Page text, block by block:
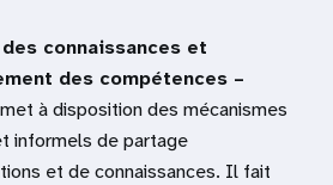
connaissances et
des compétences –
met à disposition des mécanismes
informels de partage
et de connaissances. Il fait